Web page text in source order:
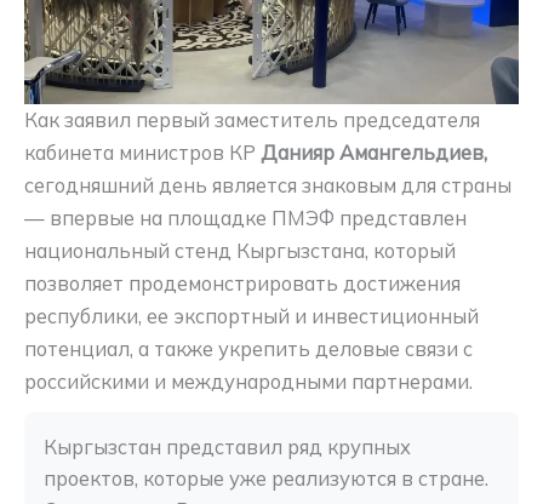
Как заявил первый заместитель председателя
кабинета министров КР Данияр Амангельдиев,
сегодняшний день является знаковым для страны
— впервые на площадке ПМЭФ представлен
национальный стенд Кыргызстана, который
позволяет продемонстрировать достижения
республики, ее экспортный и инвестиционный
потенциал, а также укрепить деловые связи с
российскими и международными партнерами.
Кыргызстан представил ряд крупных
проектов, которые уже реализуются в стране.